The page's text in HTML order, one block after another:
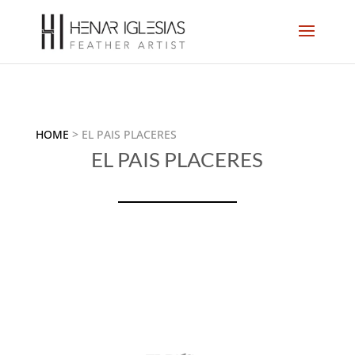
HOME > EL PAIS PLACERES
EL PAIS PLACERES